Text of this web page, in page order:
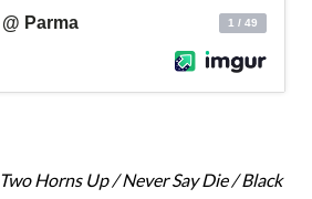
Two Horns Up / Never Say Die / Black